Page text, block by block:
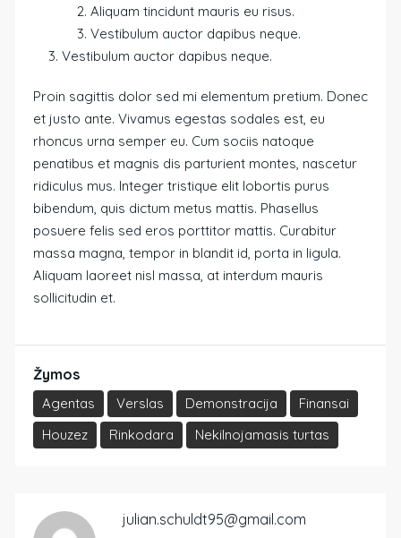
Aliquam tincidunt mauris eu risus.
Vestibulum auctor dapibus neque.
Vestibulum auctor dapibus neque.
Proin sagittis dolor sed mi elementum pretium. Donec
et justo ante. Vivamus egestas sodales est, eu
rhoncus urna semper eu. Cum sociis natoque
penatibus et magnis dis parturient montes, nascetur
ridiculus mus. Integer tristique elit lobortis purus
bibendum, quis dictum metus mattis. Phasellus
posuere felis sed eros porttitor mattis. Curabitur
massa magna, tempor in blandit id, porta in ligula.
Aliquam laoreet nisl massa, at interdum mauris
sollicitudin et.
Žymos
Agentas Verslas Demonstracija
Finansai
Houzez
Rinkodara Nekilnojamasis turtas
julian.schuldt95@gmail.com